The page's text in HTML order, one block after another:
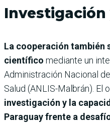
La cooperación también
científico mediante un
Administración Nacional
Salud (ANLIS-Malbrán). El
investigación y la
Paraguay frente a